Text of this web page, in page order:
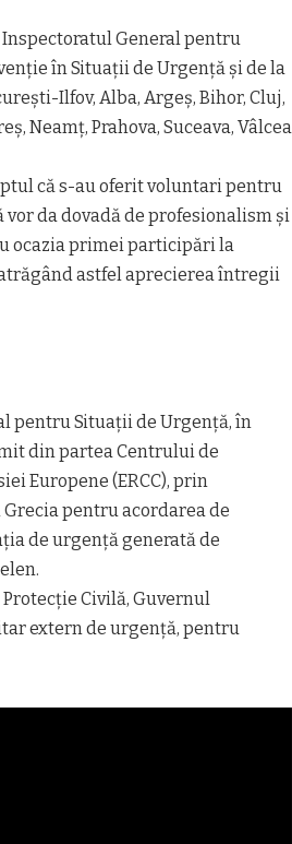
General pentru
în Situații de Urgență și de la
Ilfov, Alba, Argeș, Bihor, Cluj,
Neamț, Prahova, Suceava, Vâlcea
că s-au oferit voluntari pentru
da dovadă de profesionalism și
ocazia primei participări la
astfel aprecierea întregii
pentru Situații de Urgență, în
din partea Centrului de
Europene (ERCC), prin
pentru acordarea de
de urgență generată de
Civilă, Guvernul
extern de urgență, pentru